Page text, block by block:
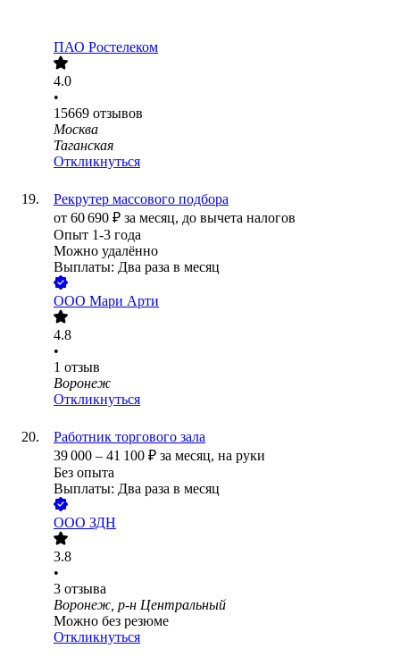
ПАО Ростелеком
4.0
•
15669 отзывов
Москва
Таганская
Откликнуться
Рекрутер массового подбора
от 60 690 ₽ за месяц, до вычета налогов
Опыт 1-3 года
Можно удалённо
Выплаты: Два раза в месяц
ООО Мари Арти
4.8
•
1 отзыв
Воронеж
Откликнуться
Работник торгового зала
39 000 – 41 100 ₽ за месяц, на руки
Без опыта
Выплаты: Два раза в месяц
ООО ЗДН
3.8
•
3 отзыва
Воронеж, р-н Центральный
Можно без резюме
Откликнуться